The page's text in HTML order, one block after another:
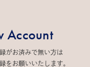
Account
がお済みで無い方は
をお願いいたします。